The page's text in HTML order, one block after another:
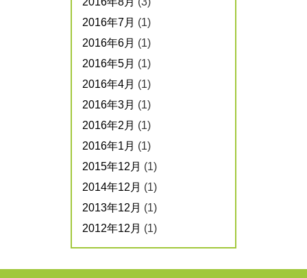
2016年7月 (1)
2016年6月 (1)
2016年5月 (1)
2016年4月 (1)
2016年3月 (1)
2016年2月 (1)
2016年1月 (1)
2015年12月 (1)
2014年12月 (1)
2013年12月 (1)
2012年12月 (1)